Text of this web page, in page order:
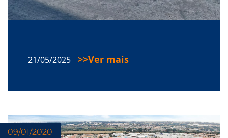
21/05/2025 Ver mais
09/01/2020